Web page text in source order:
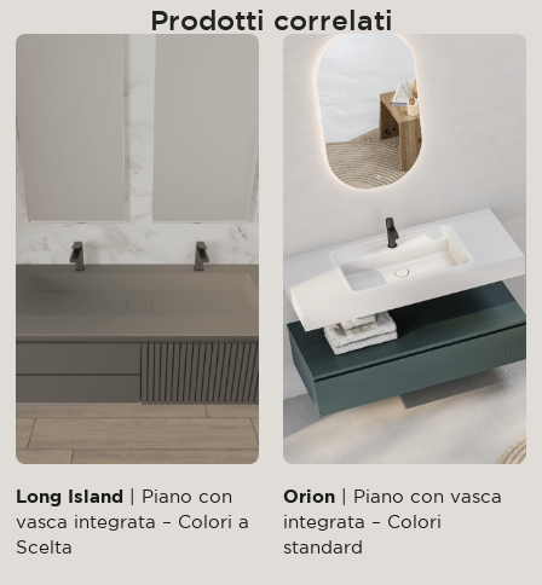
Prodotti correlati
Long Island | Piano con
vasca integrata – Colori a
Scelta
Orion | Piano con vasca
integrata – Colori
standard